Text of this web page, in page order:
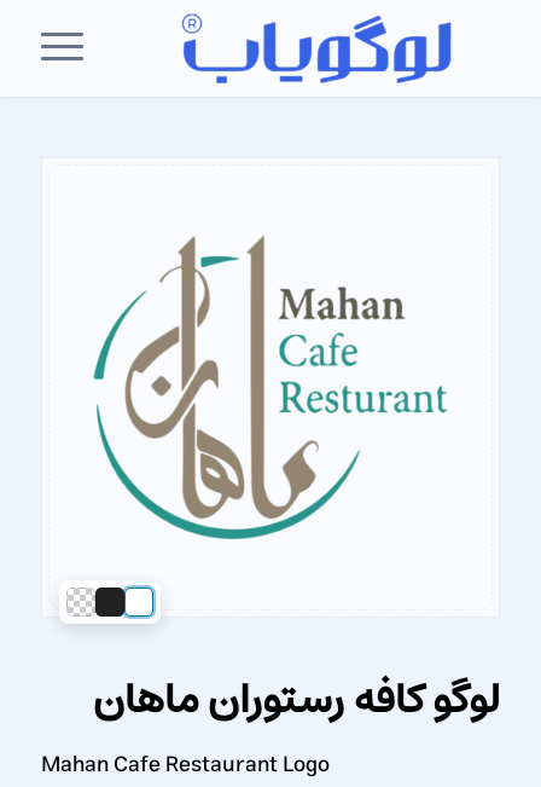
لوگو کافه رستوران ماهان
Mahan Cafe Restaurant Logo